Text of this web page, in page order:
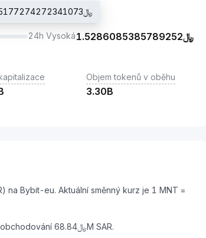
Poslední obchodovaná cena ﷼1.5177274272341073
24h Vysoká ﷼1.5286085385789252
Objem tokenů v oběhu
3.30B
na Bybit-eu. Aktuální směnný kurz je 1 MNT =
Mantle má tržní kapitalizaci ﷼5.01B SAR a 24hodinový objem obchodování ﷼68.84M SAR.